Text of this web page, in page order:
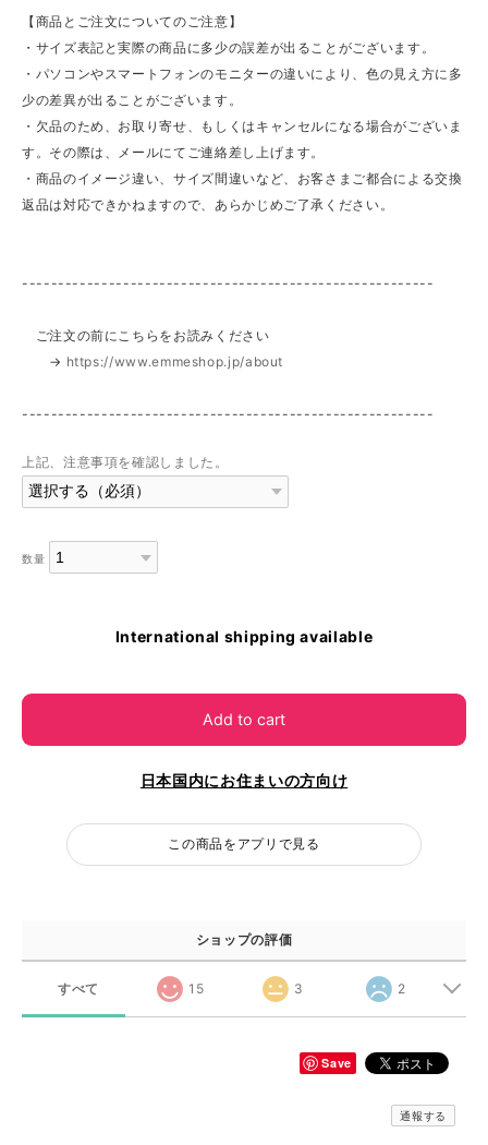
【商品とご注文についてのご注意】
・サイズ表記と実際の商品に多少の誤差が出ることがございます。
・パソコンやスマートフォンのモニターの違いにより、色の見え方に多
少の差異が出ることがございます。
・欠品のため、お取り寄せ、もしくはキャンセルになる場合がございま
す。その際は、メールにてご連絡差し上げます。
・商品のイメージ違い、サイズ間違いなど、お客さまご都合による交換
返品は対応できかねますので、あらかじめご了承ください。
---------------------------------------------------------
ご注文の前にこちらをお読みください
→ https://www.emmeshop.jp/about
---------------------------------------------------------
上記、注意事項を確認しました。
数量
International shipping available
Add to cart
日本国内にお住まいの方向け
この商品をアプリで見る
ショップの評価
すべて 15 3 2
Save
通報する